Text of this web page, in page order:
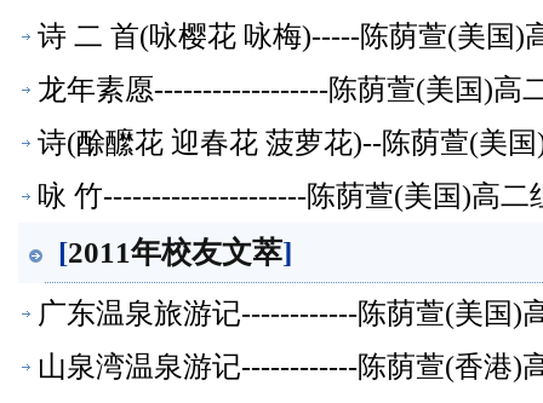
诗 二 首(咏樱花 咏梅)-----陈荫萱(美国)
龙年素愿------------------陈荫萱(美国)高
诗(酴醿花 迎春花 菠萝花)--陈荫萱(美
咏 竹---------------------陈荫萱(美国)高二
[2011年校友文萃]
广东温泉旅游记------------陈荫萱(美国)
山泉湾温泉游记------------陈荫萱(香港)